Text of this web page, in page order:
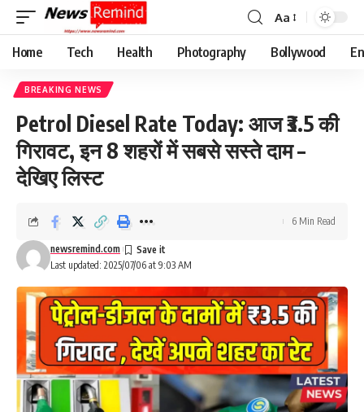
Font
Resizer
Aa
Home Tech Health Photography Bollywood
BREAKING NEWS
Petrol Diesel Rate Today: आज ₹3.5 की
गिरावट, इन 8 शहरों में सबसे सस्ते दाम –
देखिए लिस्ट
Last updated: 2025/07/06 at 9:03 AM
newsremind.com
6 Min Read